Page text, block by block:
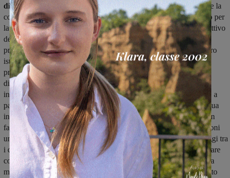
dirigente scolastico : “È con profonda tristezza e commozione che la
comunità scolastica dell’ISIS VALDARNO si unisce al cordoglio per
la scomparsa del dott. Roberto Martini, Direttore dell’Ufficio Ispettivo
dell’Ufficio Scolastico Regionale della Toscana. Presente e
profondamente coinvolto nelle più significative iniziative del nostro
istituto, lascia a tutti noi un vuoto incolmabile. La sua estrema
professionalità e lungimiranza hanno contribuito dapprima, come
dirigente scolastico, a far crescere la nostra scuola aprendo nuovi
indirizzi di studio e poi, come ispettore, a permetterle di esplorare, a
partire dalla robotica, nuove vie nel campo dell’innovazione. La sua
incredibile disponibilità al dialogo e al confronto, inoltre, è stata un
fattore determinante per far crescere dal punto di vista delle relazioni
umane una comunità scolastica tanto che, proprio grazie a Lui, oggi tra
i colleghi si è instaurato un clima di amicizia che niente ha a che fare
con il mero rapporto di lavoro. Alla sua famiglia, in particolare alla
moglie la dott.ssa Emilia Minichini Dirigente Scolastica dell’Istituto